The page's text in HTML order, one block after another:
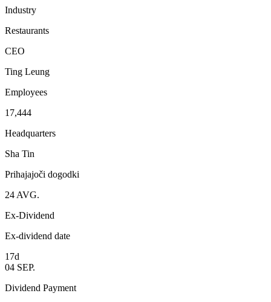
Industry
Restaurants
CEO
Ting Leung
Employees
17,444
Headquarters
Sha Tin
Prihajajoči dogodki
24 AVG.
Ex-Dividend
Ex-dividend date
17d
04 SEP.
Dividend Payment